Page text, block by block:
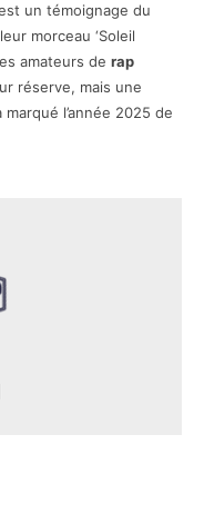
un témoignage du
morceau ‘Soleil
amateurs de rap
réserve, mais une
marqué l’année 2025 de